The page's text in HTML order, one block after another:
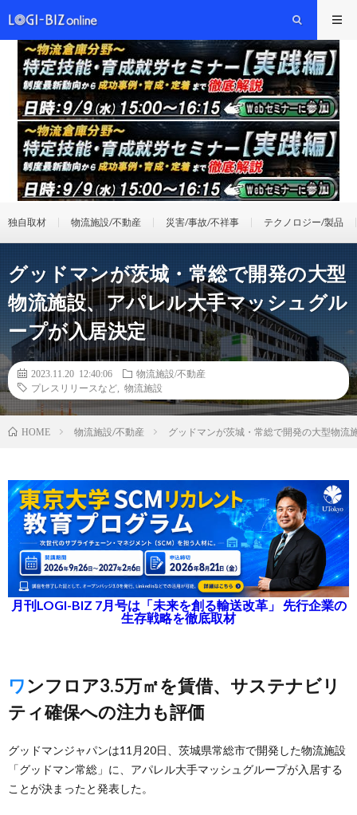
独自取材 物流施設/不動産 災害/事故/不祥事 テクノロジー/製品
グッドマンが茨城・常総で開発の大型
物流施設、アパレル大手マッシュグル
ープが入居決定
2023.11.20 12:40:06
物流施設/不動産
プレスリリースなど
物流施設
HOME 物流施設/不動産 グッドマンが茨城・常総で開発の大型物流
月刊LOGI-BIZ 7月号は「未来を創る輸送改革」 先行企業の
生存戦略を徹底取材
ワンフロア3.5万㎡を賃借、サステナビリ
ティ確保への注力も評価
グッドマンジャパンは11月20日、茨城県常総市で開発した物流施設
「グッドマン常総」に、アパレル大手マッシュグループが入居する
ことが決まったと発表した。